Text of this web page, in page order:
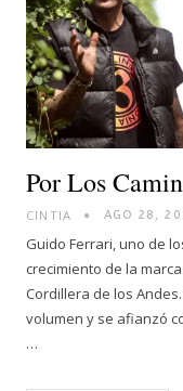
Por Los
CINTIA AGO 28,
Guido Ferrari, uno de
crecimiento de la
Cordillera de los
volumen y se afianzó
…